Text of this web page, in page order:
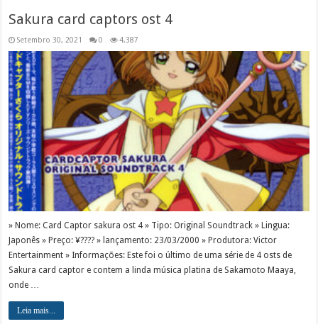
Sakura card captors ost 4
Setembro 30, 2021 0 4,387
» Nome: Card Captor sakura ost 4 » Tipo: Original Soundtrack » Lingua:
Japonês » Preço: ¥???? » lançamento: 23/03/2000 » Produtora: Victor
Entertainment » Informações: Este foi o último de uma série de 4 osts de
Sakura card captor e contem a linda música platina de Sakamoto Maaya,
onde …
Leia mais...